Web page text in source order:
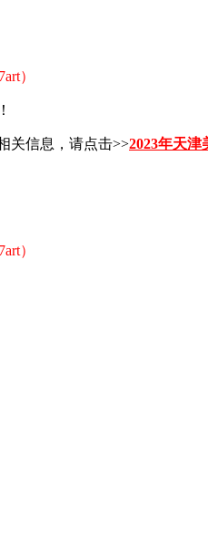
）
关信息，请点击>>2023年天津
）